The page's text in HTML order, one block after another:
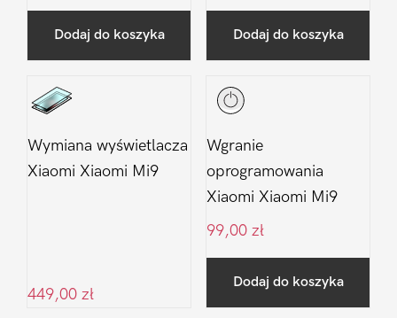
Dodaj do koszyka Dodaj do koszyka
Wymiana wyświetlacza
Xiaomi Xiaomi Mi9
449,00 zł
Wgranie
oprogramowania
Xiaomi Xiaomi Mi9
99,00 zł
Dodaj do koszyka